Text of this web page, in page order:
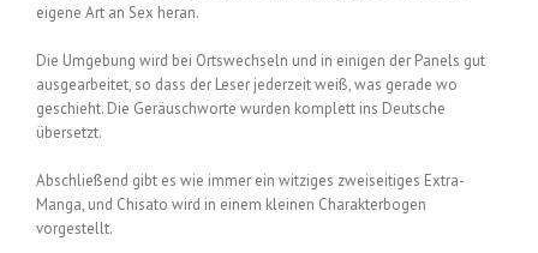
eigene Art an Sex heran.
Die Umgebung wird bei Ortswechseln und in einigen der Panels gut
ausgearbeitet, so dass der Leser jederzeit weiß, was gerade wo
geschieht. Die Geräuschworte wurden komplett ins Deutsche
übersetzt.
Abschließend gibt es wie immer ein witziges zweiseitiges Extra-
Manga, und Chisato wird in einem kleinen Charakterbogen
vorgestellt.